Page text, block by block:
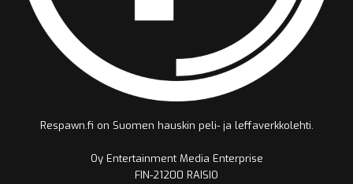
Respawn.fi on Suomen hauskin peli- ja leffaverkkolehti.
Oy Entertainment Media Enterprise
FIN-21200 RAISIO